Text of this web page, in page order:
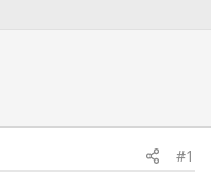
#1